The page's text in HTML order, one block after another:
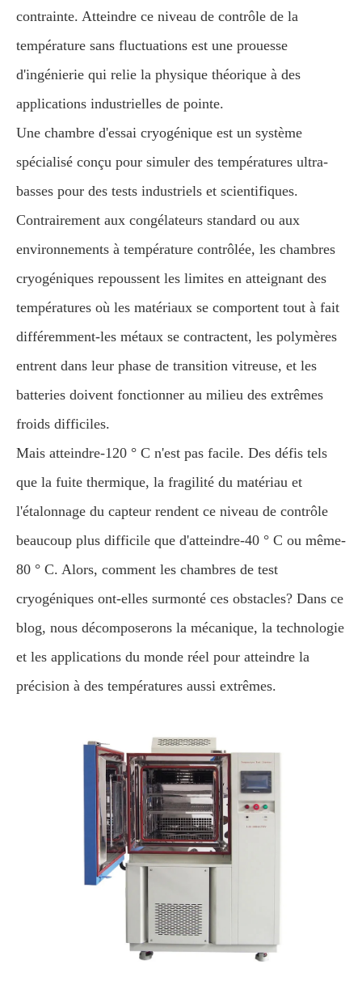
contrainte. Atteindre ce niveau de contrôle de la
température sans fluctuations est une prouesse
d'ingénierie qui relie la physique théorique à des
applications industrielles de pointe.
Une chambre d'essai cryogénique est un système
spécialisé conçu pour simuler des températures ultra-
basses pour des tests industriels et scientifiques.
Contrairement aux congélateurs standard ou aux
environnements à température contrôlée, les chambres
cryogéniques repoussent les limites en atteignant des
températures où les matériaux se comportent tout à fait
différemment-les métaux se contractent, les polymères
entrent dans leur phase de transition vitreuse, et les
batteries doivent fonctionner au milieu des extrêmes
froids difficiles.
Mais atteindre-120 ° C n'est pas facile. Des défis tels
que la fuite thermique, la fragilité du matériau et
l'étalonnage du capteur rendent ce niveau de contrôle
beaucoup plus difficile que d'atteindre-40 ° C ou même-
80 ° C. Alors, comment les chambres de test
cryogéniques ont-elles surmonté ces obstacles? Dans ce
blog, nous décomposerons la mécanique, la technologie
et les applications du monde réel pour atteindre la
précision à des températures aussi extrêmes.